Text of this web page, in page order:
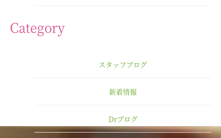
2024年12月
Category
スタッフブログ
新着情報
Drブログ